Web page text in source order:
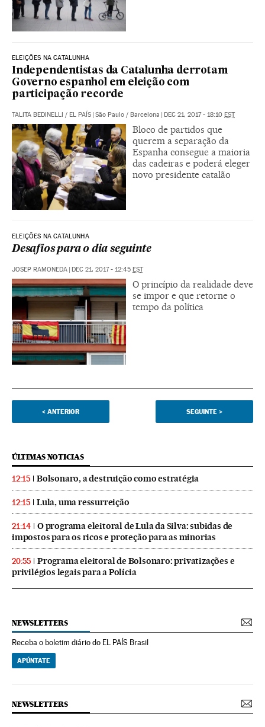
ELEIÇÕES NA CATALUNHA
Independentistas da Catalunha derrotam
Governo espanhol em eleição com
participação recorde
TALITA BEDINELLI / EL PAÍS São Paulo / Barcelona DEC 21, 2017 - 18:10 EST
Bloco de partidos que
querem a separação da
Espanha consegue a maioria
das cadeiras e poderá eleger
novo presidente catalão
ELEIÇÕES NA CATALUNHA
Desafios para o dia seguinte
JOSEP RAMONEDA DEC 21, 2017 - 12:45 EST
O princípio da realidade deve
se impor e que retorne o
tempo da política
< ANTERIOR SEGUINTE >
ÚLTIMAS NOTICIAS
12:15 Bolsonaro, a destruição como estratégia
12:15 Lula, uma ressurreição
21:14
O programa eleitoral de Lula da Silva: subidas de
impostos para os ricos e proteção para as minorias
20:55
Programa eleitoral de Bolsonaro: privatizações e
privilégios legais para a Polícia
NEWSLETTERS
Receba o boletim diário do EL PAÍS Brasil
APÚNTATE
NEWSLETTERS